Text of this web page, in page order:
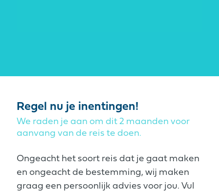
Regel nu je inentingen!
We raden je aan om dit 2 maanden voor
aanvang van de reis te doen.
Ongeacht het soort reis dat je gaat maken
en ongeacht de bestemming, wij maken
graag een persoonlijk advies voor jou. Vul